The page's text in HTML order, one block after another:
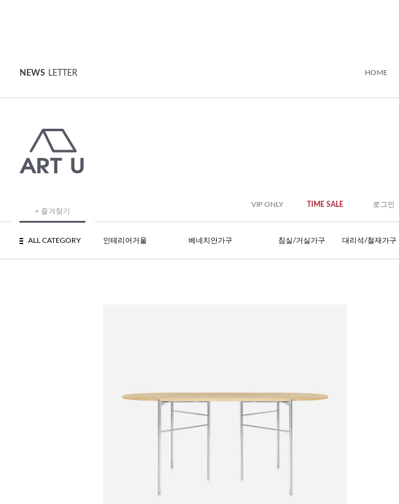
NEWS LETTER HOME
+ 즐겨찾기
VIP ONLY TIME SALE 로그인
ALL CATEGORY 인테리어거울 베네치안가구 침실/거실가구 대리석/철재가구